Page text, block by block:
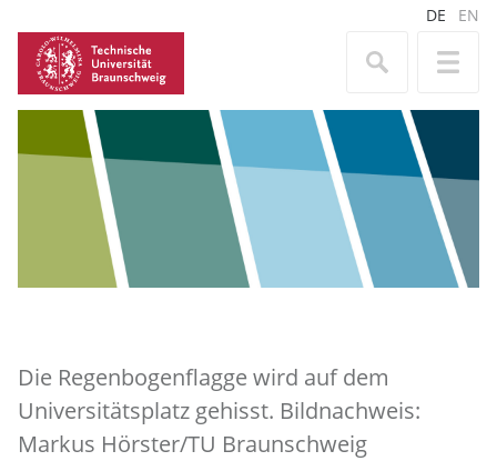
DE EN
Die Regenbogenflagge wird auf dem
Universitätsplatz gehisst. Bildnachweis:
Markus Hörster/TU Braunschweig